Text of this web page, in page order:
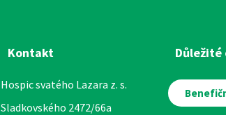
Kontakt
Hospic svatého Lazara z. s.
Sladkovského 2472/66a
Důležité